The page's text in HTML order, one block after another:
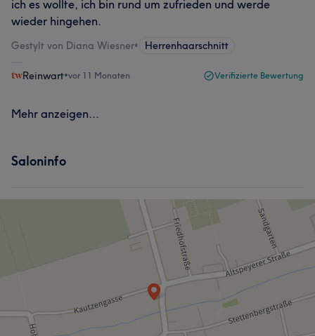
ich es wollte, ich bin rund um zufrieden und werde
wieder hingehen.
Gestylt von Diana Wiesner• Herrenhaarschnitt
Reinwart•vor 11 Monaten Verifizierte Bewertung
Mehr anzeigen...
Saloninfo